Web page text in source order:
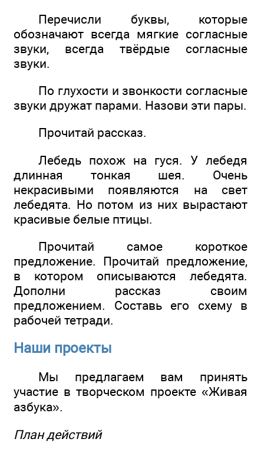
Перечисли буквы, которые
обозначают всегда мягкие согласные
звуки, всегда твёрдые согласные
звуки.
По глухости и звонкости согласные
звуки дружат парами. Назови эти пары.
Прочитай рассказ.
Лебедь похож на гуся. У лебедя
длинная тонкая шея. Очень
некрасивыми появляются на свет
лебедята. Но потом из них вырастают
красивые белые птицы.
Прочитай самое короткое
предложение. Прочитай предложение,
в котором описываются лебедята.
Дополни рассказ своим
предложением. Составь его схему в
рабочей тетради.
Наши проекты
Мы предлагаем вам принять
участие в творческом проекте «Живая
азбука».
План действий